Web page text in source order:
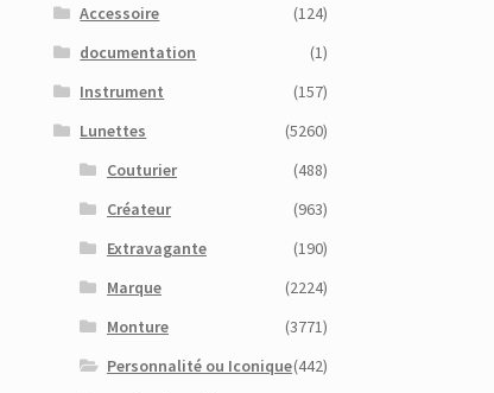
Accessoire
(124)
documentation
(1)
Instrument
(157)
Lunettes
(5260)
Couturier
(488)
Créateur
(963)
Extravagante
(190)
Marque
(2224)
Monture
(3771)
Personnalité ou Iconique(442)